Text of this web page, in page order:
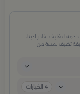
التغليف الفاخر لدينا،
تضيف لمسة من
4 الخيارات